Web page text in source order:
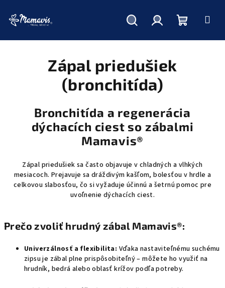
Zápal priedušiek
(bronchitída)
Bronchitída a regenerácia
dýchacích ciest so zábalmi
Mamavis®
Zápal priedušiek sa často objavuje v chladných a vlhkých
mesiacoch. Prejavuje sa dráždivým kašľom, bolesťou v hrdle a
celkovou slabosťou, čo si vyžaduje účinnú a šetrnú pomoc pre
uvoľnenie dýchacích ciest.
Prečo zvoliť hrudný zábal Mamavis®:
Univerzálnosť a flexibilita: Vďaka nastaviteľnému suchému
zipsu je zábal plne prispôsobiteľný – môžete ho využiť na
hrudník, bedrá alebo oblasť krížov podľa potreby.